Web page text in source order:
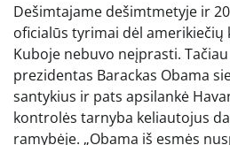
Dešimtajame dešimtmetyje ir
oficialūs tyrimai dėl amerikiečių
Kuboje nebuvo neįprasti.
prezidentas Barackas Obama
santykius ir pats apsilankė
kontrolės tarnyba keliautojus
ramybėje. „Obama iš esmės